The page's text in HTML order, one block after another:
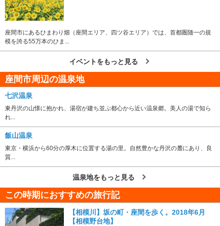
座間市にあるひまわり畑（座間エリア、四ツ谷エリア）では、首都圏随一の規
模を誇る55万本のひま...
イベントをもっと見る
座間市周辺の温泉地
七沢温泉
東丹沢の山懐に抱かれ、湯宿が建ち並ぶ都心から近い温泉郷。美人の湯で知ら
れ...
飯山温泉
東京・横浜から60分の厚木に位置する湯の里。自然豊かな丹沢の麓にあり、良
質...
温泉地をもっと見る
この時期におすすめの旅行記
【相模川】坂の町・座間を歩く。2018年6月
【相模野台地】